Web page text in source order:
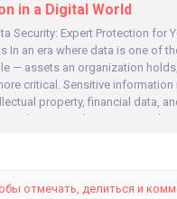
in a Digital World
Security: Expert Protection for
In an era where data is one of
— assets an organization
critical. Sensitive
property, financial data,
be secured against
отмечать, делиться и